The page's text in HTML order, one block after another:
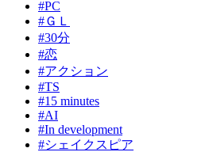
#PC
#ＧＬ
#30分
#恋
#アクション
#TS
#15 minutes
#AI
#In development
#シェイクスピア